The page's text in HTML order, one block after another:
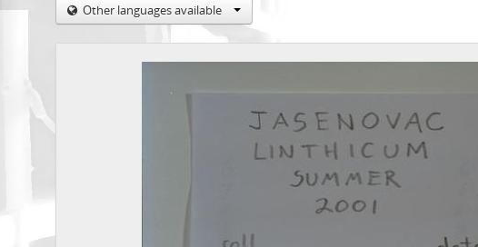
[Series] CD31 - Дигиталне копије
[Series] CD32 - Дигиталне копије
Other languages available